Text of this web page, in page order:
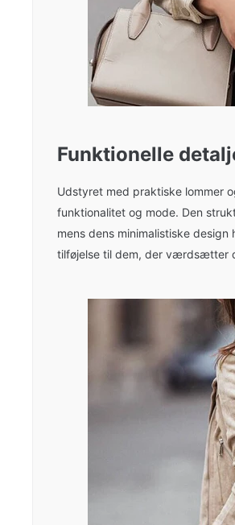
Funktionelle
Udstyret med praktiske lommer
funktionalitet og mode. Den
mens dens minimalistiske
tilføjelse til dem, der værdsætter